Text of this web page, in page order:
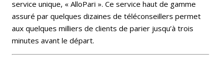
service unique, « AlloPari ». Ce service haut de gamme
assuré par quelques dizaines de téléconseillers permet
aux quelques milliers de clients de parier jusqu’à trois
minutes avant le départ.